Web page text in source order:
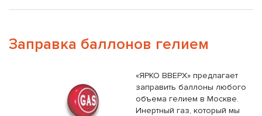
Заправка баллонов гелием
«ЯРКО ВВЕРХ» предлагает
заправить баллоны любого
объема гелием в Москве.
Инертный газ, который мы